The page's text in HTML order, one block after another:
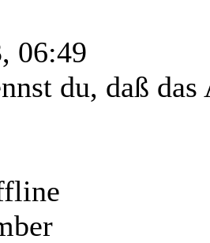
06:49
du, daß